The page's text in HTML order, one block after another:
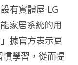
有實體屋 LG
家居系統的用
據官方表示更
學習，從而提